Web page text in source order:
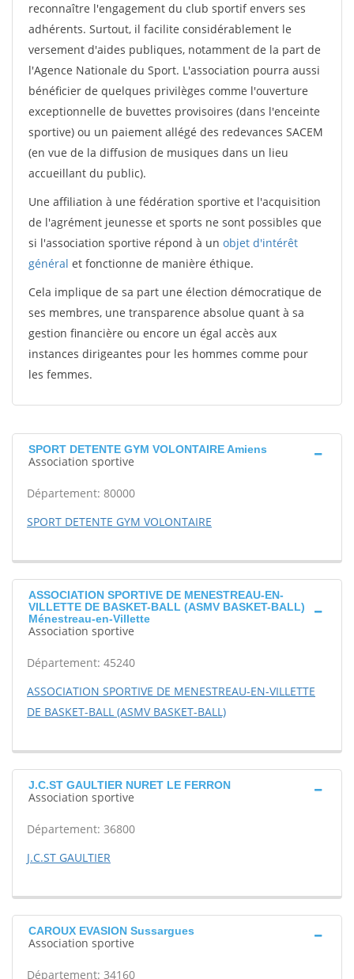
reconnaître l'engagement du club sportif envers ses
adhérents. Surtout, il facilite considérablement le
versement d'aides publiques, notamment de la part de
l'Agence Nationale du Sport. L'association pourra aussi
bénéficier de quelques privilèges comme l'ouverture
exceptionnelle de buvettes provisoires (dans l'enceinte
sportive) ou un paiement allégé des redevances SACEM
(en vue de la diffusion de musiques dans un lieu
accueillant du public).
Une affiliation à une fédération sportive et l'acquisition
de l'agrément jeunesse et sports ne sont possibles que
si l'association sportive répond à un objet d'intérêt
général et fonctionne de manière éthique.
Cela implique de sa part une élection démocratique de
ses membres, une transparence absolue quant à sa
gestion financière ou encore un égal accès aux
instances dirigeantes pour les hommes comme pour
les femmes.
SPORT DETENTE GYM VOLONTAIRE Amiens
Association sportive
Département: 80000
SPORT DETENTE GYM VOLONTAIRE
ASSOCIATION SPORTIVE DE MENESTREAU-EN-
VILLETTE DE BASKET-BALL (ASMV BASKET-BALL)
Ménestreau-en-Villette
Association sportive
Département: 45240
ASSOCIATION SPORTIVE DE MENESTREAU-EN-VILLETTE
DE BASKET-BALL (ASMV BASKET-BALL)
J.C.ST GAULTIER NURET LE FERRON
Association sportive
Département: 36800
J.C.ST GAULTIER
CAROUX EVASION Sussargues
Association sportive
Département: 34160